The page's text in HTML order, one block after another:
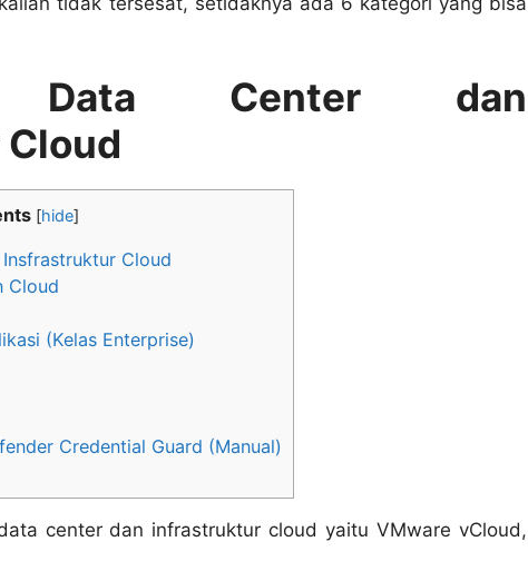
Data Center dan
[hide]
Cloud
Cloud
(Kelas Enterprise)
Credential Guard (Manual)
center dan infrastruktur cloud yaitu VMware vCloud,